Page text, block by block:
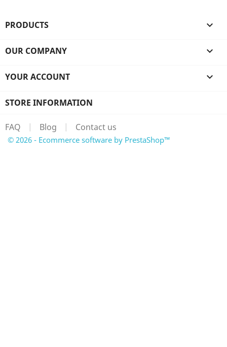
PRODUCTS 
OUR COMPANY 
YOUR ACCOUNT 
STORE INFORMATION
FAQ | Blog | Contact us
© 2026 - Ecommerce software by PrestaShop™